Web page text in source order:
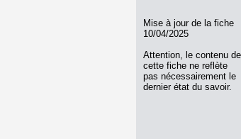
Mise à jour de la fiche
10/04/2025
Attention, le contenu de
cette fiche ne reflète
pas nécessairement le
dernier état du savoir.